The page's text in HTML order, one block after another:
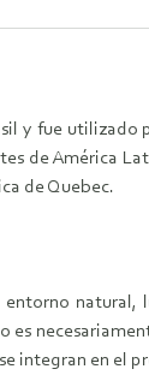
y fue utilizado
de América
de Quebec.
natural,
es
integran en el